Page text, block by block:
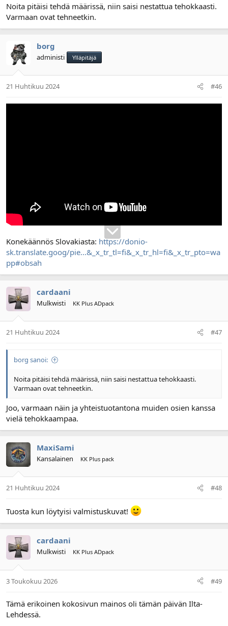
Noita pitäisi tehdä määrissä, niin saisi nestattua tehokkaasti.
Varmaan ovat tehneetkin.
borg
administi Ylläpitäjä
21 Huhtikuu 2024 #46
Konekäännös Slovakiasta: https://donio-
sk.translate.goog/pie...&_x_tr_tl=fi&_x_tr_hl=fi&_x_tr_pto=wa
pp#obsah
cardaani
Mulkwisti KK Plus ADpack
21 Huhtikuu 2024 #47
borg sanoi:
Noita pitäisi tehdä määrissä, niin saisi nestattua tehokkaasti.
Varmaan ovat tehneetkin.
Joo, varmaan näin ja yhteistuotantona muiden osien kanssa
vielä tehokkaampaa.
MaxiSami
Kansalainen KK Plus pack
21 Huhtikuu 2024 #48
Tuosta kun löytyisi valmistuskuvat!
cardaani
Mulkwisti KK Plus ADpack
3 Toukokuu 2026 #49
Tämä erikoinen kokosivun mainos oli tämän päivän Ilta-
Lehdessä.